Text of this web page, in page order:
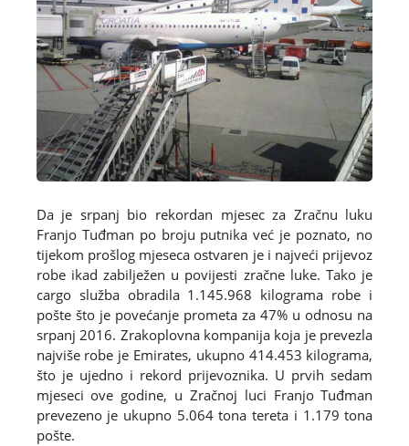
Da je srpanj bio rekordan mjesec za Zračnu luku
Franjo Tuđman po broju putnika već je poznato, no
tijekom prošlog mjeseca ostvaren je i najveći prijevoz
robe ikad zabilježen u povijesti zračne luke. Tako je
cargo služba obradila 1.145.968 kilograma robe i
pošte što je povećanje prometa za 47% u odnosu na
srpanj 2016. Zrakoplovna kompanija koja je prevezla
najviše robe je Emirates, ukupno 414.453 kilograma,
što je ujedno i rekord prijevoznika. U prvih sedam
mjeseci ove godine, u Zračnoj luci Franjo Tuđman
prevezeno je ukupno 5.064 tona tereta i 1.179 tona
pošte.